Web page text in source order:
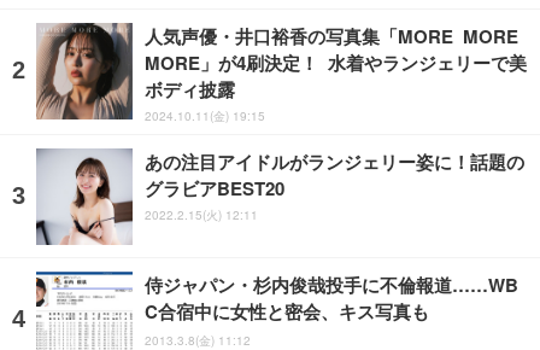
人気声優・井口裕香の写真集「MORE MORE
MORE」が4刷決定！ 水着やランジェリーで美
ボディ披露
2024.10.11(金) 19:15
あの注目アイドルがランジェリー姿に！話題の
グラビアBEST20
2022.2.15(火) 12:11
侍ジャパン・杉内俊哉投手に不倫報道……WB
C合宿中に女性と密会、キス写真も
2013.3.8(金) 11:12